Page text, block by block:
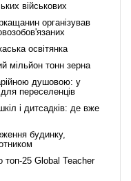
військових
організував
освітянка
мільйон тонн зерна
душовою: у
переселенців
і дитсадків: де вже
будинку,
топ-25 Global Teacher